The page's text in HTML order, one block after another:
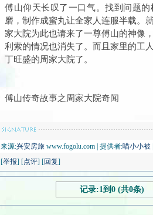
傅山仰天长叹了一口气。找到问题
磨，制作成蜜丸让全家人连服半载。
家大院为此也请来了一尊傅山的神像
利索的情况也消失了。而且家里的工
丁旺盛的周家大院了。
傅山传奇故事之周家大院奇闻
来源:兴安房旅 www.fogolu.com | 提供者:喵小小被
[举报] [点评] [回复]
记录:1到0 (共0条)